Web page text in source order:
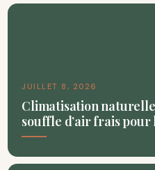
JUILLET 8, 2026
Climatisation
souffle d’air frais